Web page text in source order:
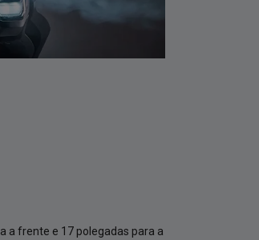
a frente e 17 polegadas para a